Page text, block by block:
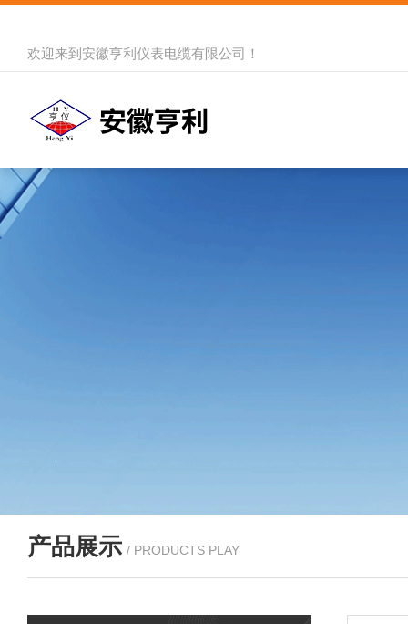
欢迎来到 安徽亨利仪表电缆有限公司 ！
产品展示 / PRODUCTS PLAY